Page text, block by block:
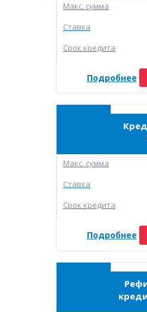
Макc. сумма
Ставка
Срок кредита
Подробнее
Макc. сумма
Ставка
Срок кредита
Подробнее